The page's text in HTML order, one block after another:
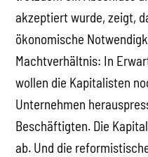
akzeptiert wurde, zeigt,
ökonomische
Machtverhältnis: In
wollen die Kapitalisten
Unternehmen
Beschäftigten. Die
ab. Und die